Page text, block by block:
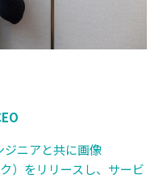
ジニアと共に画像
）をリリースし、サービ